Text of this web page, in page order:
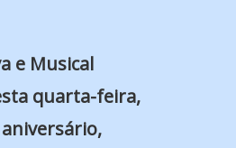
e Musical
quarta-feira,